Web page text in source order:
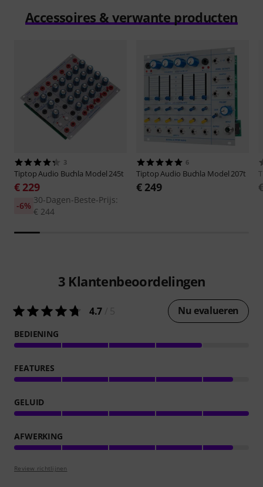
Accessoires & verwante producten
3
Tiptop Audio Buchla Model 245t
€ 229
30-Dagen-Beste-Prijs:
€ 244
-6%
6
Tiptop Audio Buchla Model 207t
€ 249
3 Klantenbeoordelingen
4.7 Nu evalueren
BEDIENING
FEATURES
GELUID
AFWERKING
Review richtlijnen